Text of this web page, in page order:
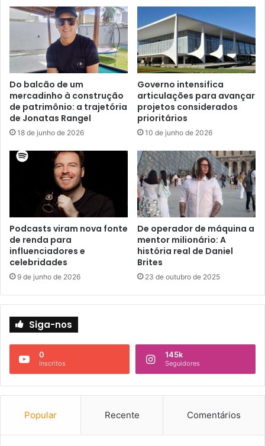
Do balcão de um
mercadinho à construção
de patrimônio: a trajetória
de Jonatas Rangel
18 de junho de 2026
Governo intensifica
articulações para avançar
projetos considerados
prioritários
10 de junho de 2026
Podcasts viram nova fonte
de renda para
influenciadores e
celebridades
9 de junho de 2026
De operador de máquina a
mentor milionário: A
história real de Daniel
Brites
23 de outubro de 2025
Siga-nos
0
Inscritos
145k
Seguidores
Popular Recente Comentários